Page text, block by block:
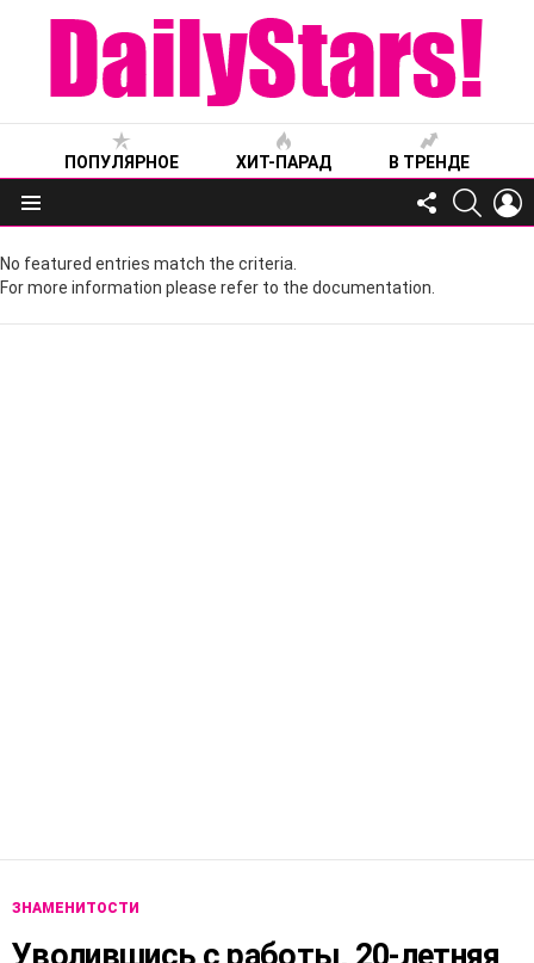
ПОПУЛЯРНОЕ ХИТ-ПАРАД В ТРЕНДЕ
Меню
FOLLOW
US
No featured entries match the criteria.
For more information please refer to the documentation.
ЗНАМЕНИТОСТИ